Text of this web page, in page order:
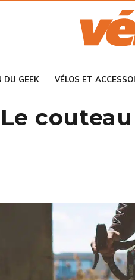
DU GEEK VÉLOS ET
Le